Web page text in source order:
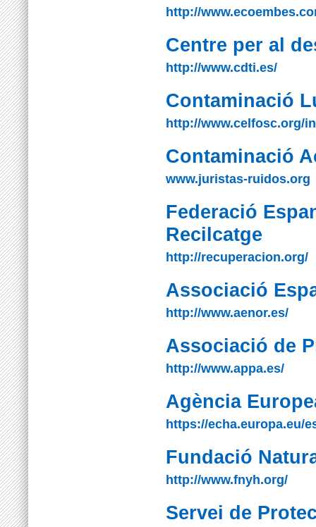
http://
Centre per al
http://www.cdti.es/
Contaminació
http://www.celfosc.org/
Contaminació
www.juristas-ruidos.org
Federació
Recilcatge
http://recuperacion.org/
Associació
http://www.aenor.es/
Associació de
http://www.appa.es/
Agència
https://echa.europa.eu/
Fundació
http://www.fnyh.org/
Servei de